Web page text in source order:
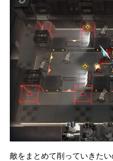
敵をまとめて削っていきた